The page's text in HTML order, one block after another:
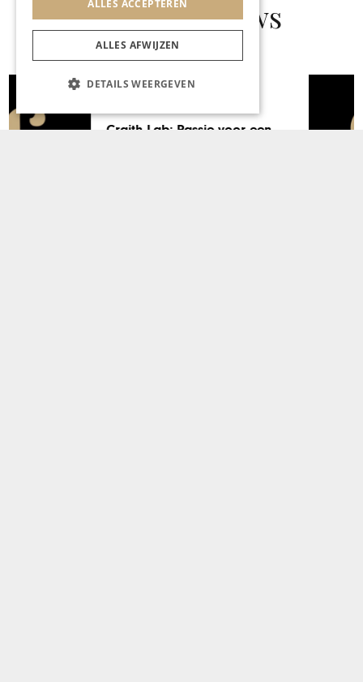
Gerelateerd nieuws
Prodware: zo behoud je je
ALLES ACCEPTEREN
ALLES AFWIJZEN
DETAILS WEERGEVEN